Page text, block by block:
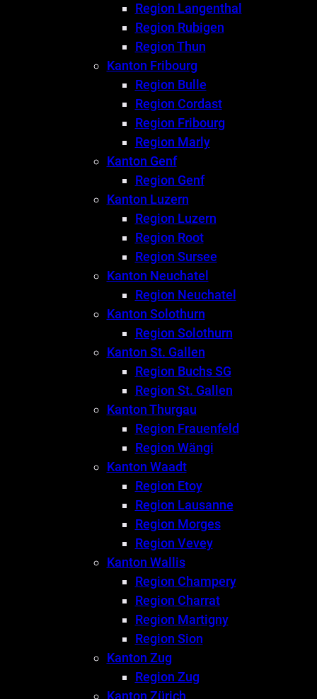
Region Langenthal
Region Rubigen
Region Thun
Kanton Fribourg
Region Bulle
Region Cordast
Region Fribourg
Region Marly
Kanton Genf
Region Genf
Kanton Luzern
Region Luzern
Region Root
Region Sursee
Kanton Neuchatel
Region Neuchatel
Kanton Solothurn
Region Solothurn
Kanton St. Gallen
Region Buchs SG
Region St. Gallen
Kanton Thurgau
Region Frauenfeld
Region Wängi
Kanton Waadt
Region Etoy
Region Lausanne
Region Morges
Region Vevey
Kanton Wallis
Region Champery
Region Charrat
Region Martigny
Region Sion
Kanton Zug
Region Zug